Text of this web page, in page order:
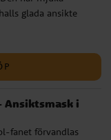
glada ansikte
leken extra rolig,
och under
äventyr hemma på
One size,
runt huvudet ✔️
Ansiktsmask i
fanet förvandlas